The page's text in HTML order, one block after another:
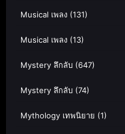
Musical เพลง (131)
Musical เพลง (13)
Mystery ลึกลับ (647)
Mystery ลึกลับ (74)
Mythology เทพนิยาย (1)